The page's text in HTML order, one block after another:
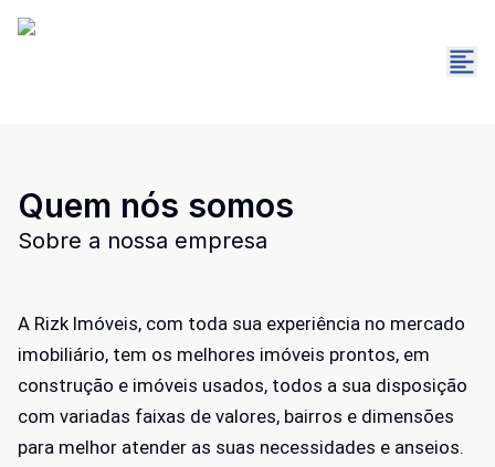
Quem nós somos
Sobre a nossa empresa
A Rizk Imóveis, com toda sua experiência no mercado
imobiliário, tem os melhores imóveis prontos, em
construção e imóveis usados, todos a sua disposição
com variadas faixas de valores, bairros e dimensões
para melhor atender as suas necessidades e anseios.